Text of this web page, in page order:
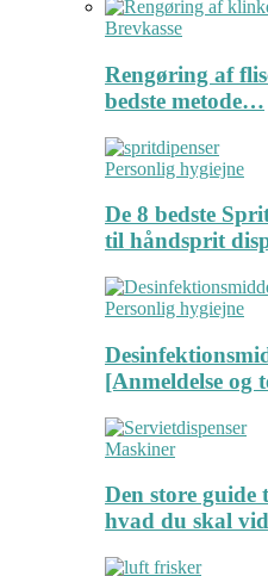
Brevkasse
Rengøring af
bedste metode…
Personlig hygiejne
De 8 bedste
til håndsprit
Personlig hygiejne
[Anmeldelse og
Maskiner
Den store guide
hvad du skal